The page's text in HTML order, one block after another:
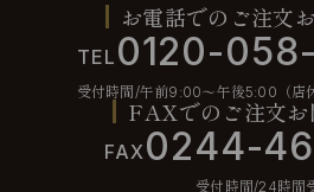
お電話でのご注文
TEL 0120-
受付時間/午前9:00〜午後5:00（店
FAXでのご注文お
FAX0244-
受付時間/24時間